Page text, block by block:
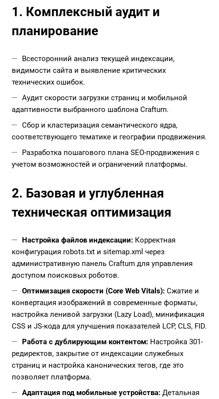
1. Комплексный аудит и
планирование
Всесторонний анализ текущей индексации,
видимости сайта и выявление критических
технических ошибок.
Аудит скорости загрузки страниц и мобильной
адаптивности выбранного шаблона Craftum.
Сбор и кластеризация семантического ядра,
соответствующего тематике и географии продвижения.
Разработка пошагового плана SEO-продвижения с
учетом возможностей и ограничений платформы.
2. Базовая и углубленная
техническая оптимизация
Настройка файлов индексации: Корректная
конфигурация robots.txt и sitemap.xml через
административную панель Craftum для управления
доступом поисковых роботов.
Оптимизация скорости (Core Web Vitals): Сжатие и
конвертация изображений в современные форматы,
настройка ленивой загрузки (Lazy Load), минификация
CSS и JS-кода для улучшения показателей LCP, CLS, FID.
Работа с дублирующим контентом: Настройка 301-
редиректов, закрытие от индексации служебных
страниц и настройка канонических тегов, где это
позволяет платформа.
Адаптация под мобильные устройства: Детальная